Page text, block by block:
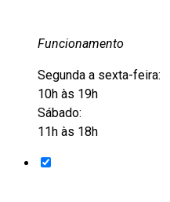
Funcionamento
Segunda a sexta-feira:
10h às 19h
Sábado:
11h às 18h